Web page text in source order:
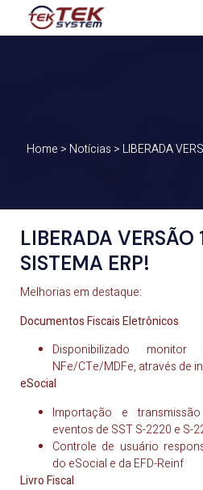
Home > Notícias > LIBERADA
LIBERADA VERSÃO
SISTEMA ERP!
Melhorias em destaque:
Documentos Fiscais Eletrônicos
Disponibilizado
NFe/CTe/MDFe, através de
eSocial
Importação e
eventos de SST S-2220 e S-
Controle de usuário
do eSocial e da EFD-Reinf
Livro Fiscal